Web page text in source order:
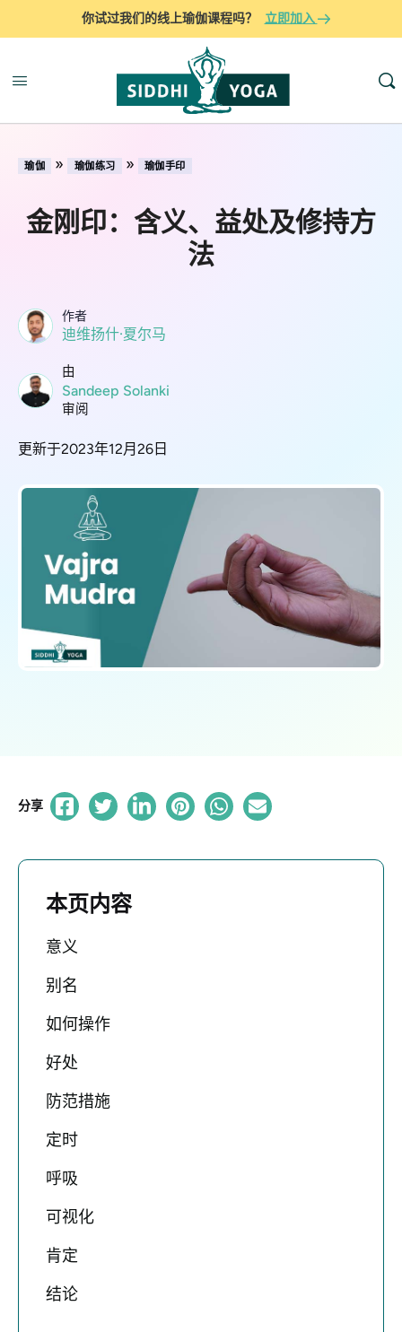
你试过我们的线上瑜伽课程吗？ 立即加入
瑜伽 » 瑜伽练习 » 瑜伽手印
金刚印：含义、益处及修持方
法
作者
迪维扬什·夏尔马
由
Sandeep Solanki
审阅
更新于2023年12月26日
分享
本页内容
意义
别名
如何操作
好处
防范措施
定时
呼吸
可视化
肯定
结论